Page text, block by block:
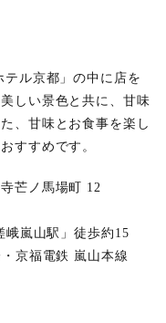
テル京都」の中に店を
しい景色と共に、甘味
、甘味とお食事を楽し
すすめです。
芒ノ馬場町 12
峨嵐山駅」徒歩約15
京福電鉄 嵐山本線